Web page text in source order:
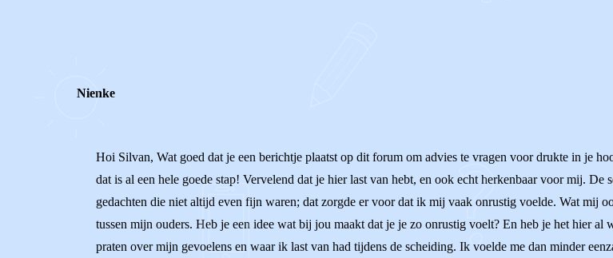
Nienke
Hoi Silvan, Wat goed dat je een berichtje plaatst op dit forum om advies te vragen voor drukte in je
dat is al een hele goede stap! Vervelend dat je hier last van hebt, en ook echt herkenbaar voor mij.
gedachten die niet altijd even fijn waren; dat zorgde er voor dat ik mij vaak onrustig voelde. Wat mij
tussen mijn ouders. Heb je een idee wat bij jou maakt dat je je zo onrustig voelt? En heb je het hier
praten over mijn gevoelens en waar ik last van had tijdens de scheiding. Ik voelde me dan minder